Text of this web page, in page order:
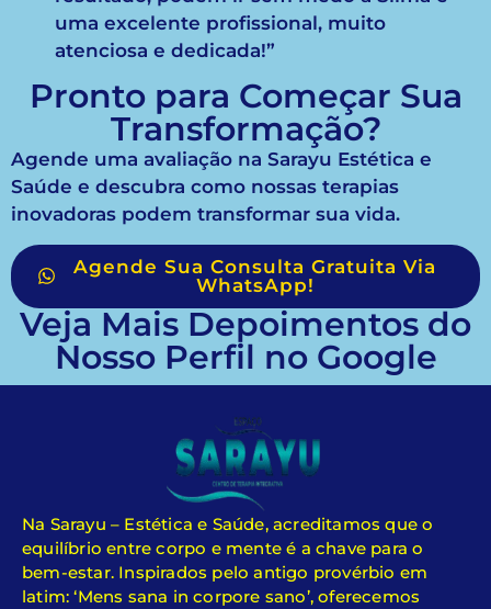
uma excelente profissional, muito
atenciosa e dedicada!”
Pronto para Começar Sua
Transformação?
Agende uma avaliação na Sarayu Estética e
Saúde e descubra como nossas terapias
inovadoras podem transformar sua vida.
Agende Sua Consulta Gratuita Via
WhatsApp!
Veja Mais Depoimentos do
Nosso Perfil no Google
Na Sarayu – Estética e Saúde, acreditamos que o
equilíbrio entre corpo e mente é a chave para o
bem-estar. Inspirados pelo antigo provérbio em
latim: ‘Mens sana in corpore sano’, oferecemos